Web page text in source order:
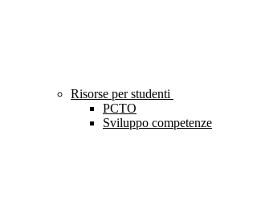
Risorse per studenti
PCTO
Sviluppo competenze